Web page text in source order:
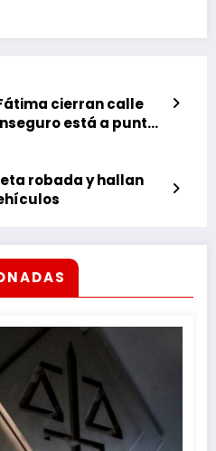
cierran calle
está a punto
robada y hallan